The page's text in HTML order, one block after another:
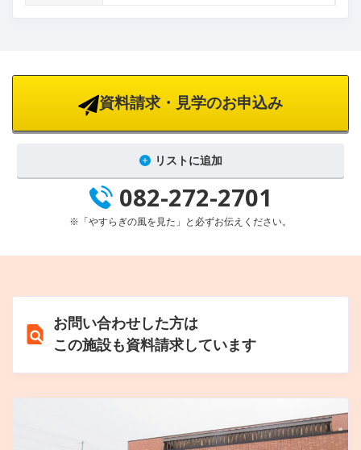
資料請求・見学のお申込み
リストに追加
082-272-2701
※「やすらぎの風を見た」と必ずお伝えください。
お問い合わせした方は
この施設も資料請求しています